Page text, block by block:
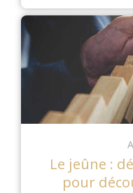
Le jeûne :
pour